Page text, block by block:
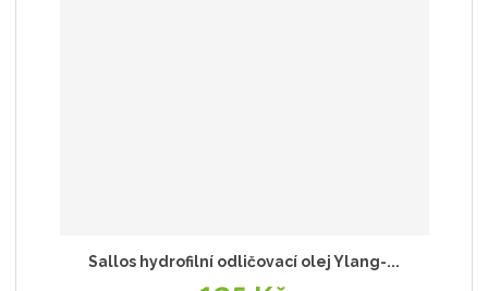
Sallos hydrofilní odličovací olej Ylang-...